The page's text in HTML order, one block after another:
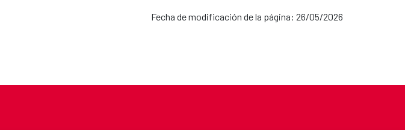
Fecha de modificación de la página: 26/05/2026